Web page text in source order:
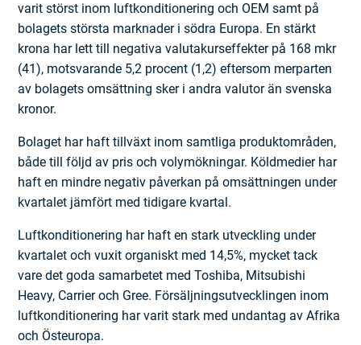
varit störst inom luftkonditionering och OEM samt på
bolagets största marknader i södra Europa. En stärkt
krona har lett till negativa valutakurseffekter på 168 mkr
(41), motsvarande 5,2 procent (1,2) eftersom merparten
av bolagets omsättning sker i andra valutor än svenska
kronor.
Bolaget har haft tillväxt inom samtliga produktområden,
både till följd av pris och volymökningar. Köldmedier har
haft en mindre negativ påverkan på omsättningen under
kvartalet jämfört med tidigare kvartal.
Luftkonditionering har haft en stark utveckling under
kvartalet och vuxit organiskt med 14,5%, mycket tack
vare det goda samarbetet med Toshiba, Mitsubishi
Heavy, Carrier och Gree. Försäljningsutvecklingen inom
luftkonditionering har varit stark med undantag av Afrika
och Östeuropa.